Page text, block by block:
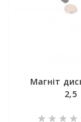
Магніт
2,5